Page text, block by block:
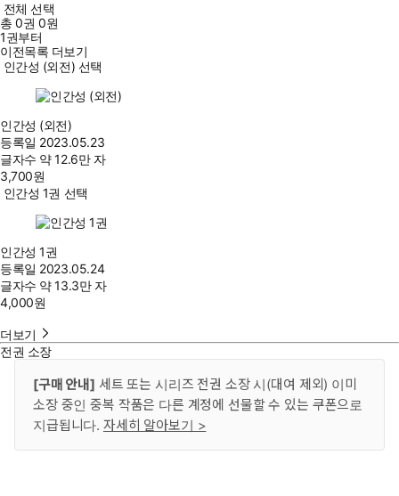
전체 선택
총0권 0원
1권부터
이전목록 더보기
인간성 (외전) 선택
인간성 (외전)
등록일 2023.05.23
글자수 약 12.6만 자
3,700원
인간성 1권 선택
인간성 1권
등록일 2023.05.24
글자수 약 13.3만 자
4,000원
더보기
전권 소장
[구매 안내] 세트 또는 시리즈 전권 소장 시(대여 제외) 이미
소장 중인 중복 작품은 다른 계정에 선물할 수 있는 쿠폰으로
지급됩니다. 자세히 알아보기 >